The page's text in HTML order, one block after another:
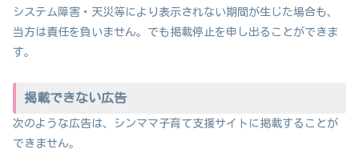
システム障害・天災等により表示されない期間が生じた場合も、
当方は責任を負いません。でも掲載停止を申し出ることができま
す。
掲載できない広告
次のような広告は、シンママ子育て支援サイトに掲載することが
できません。